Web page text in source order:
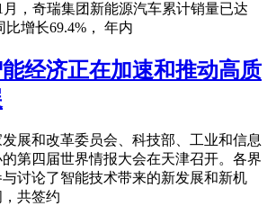
月，奇瑞集团新能源汽车累计销量已达
比增长69.4%， 年内
经济正在加速和推动高质
展和改革委员会、科技部、工业和信息
第四届世界情报大会在天津召开。各界
与讨论了智能技术带来的新发展和新机
共签约